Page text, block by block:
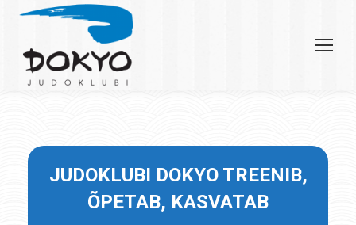
JUDOKLUBI DOKYO TREENIB,
ÕPETAB, KASVATAB